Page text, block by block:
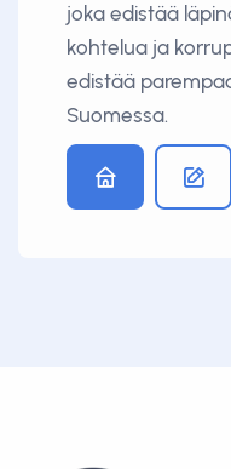
joka edistää
kohtelua ja
edistää
Suomessa.